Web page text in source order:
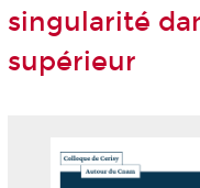
singularité
supérieur